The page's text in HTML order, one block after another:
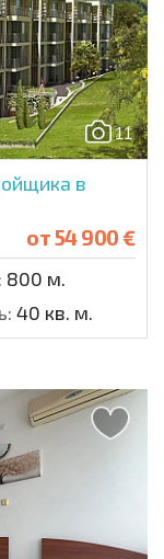
11
в
от54 900 €
800 м.
40 кв. м.